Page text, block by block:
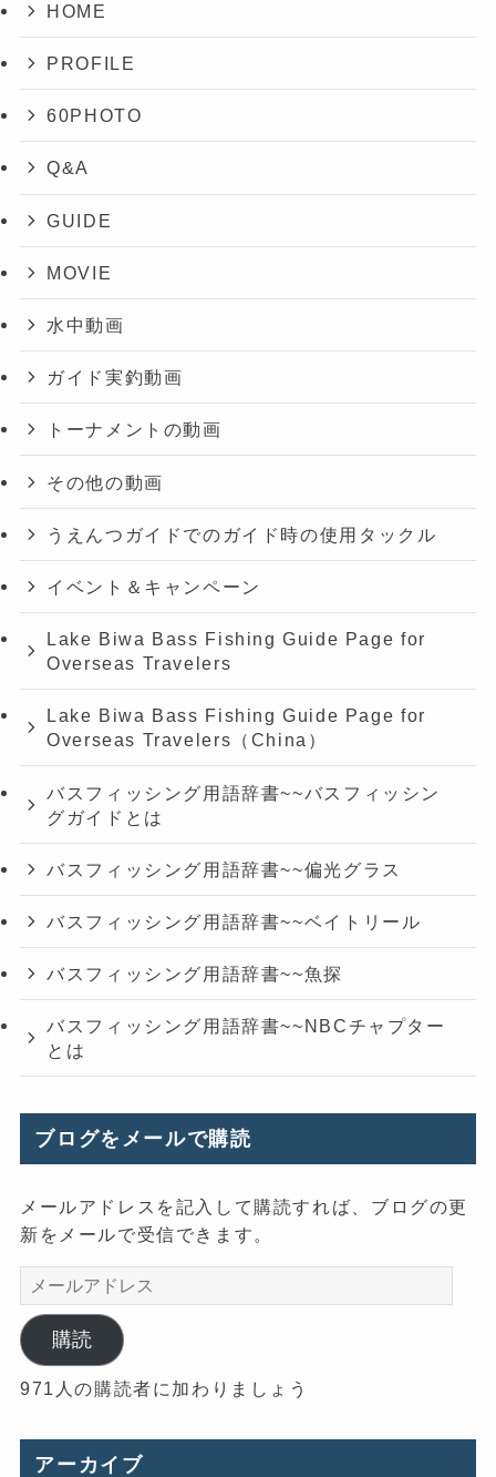
HOME
PROFILE
60PHOTO
Q&A
GUIDE
MOVIE
水中動画
ガイド実釣動画
トーナメントの動画
その他の動画
うえんつガイドでのガイド時の使用タックル
イベント＆キャンペーン
Lake Biwa Bass Fishing Guide Page for
Overseas Travelers
Lake Biwa Bass Fishing Guide Page for
Overseas Travelers（China）
バスフィッシング用語辞書~~バスフィッシン
グガイドとは
バスフィッシング用語辞書~~偏光グラス
バスフィッシング用語辞書~~ベイトリール
バスフィッシング用語辞書~~魚探
バスフィッシング用語辞書~~NBCチャプター
とは
ブログをメールで購読
メールアドレスを記入して購読すれば、ブログの更
新をメールで受信できます。
メ
ー
ル
ア
ド
ス
購読
971人の購読者に加わりましょう
アーカイブ